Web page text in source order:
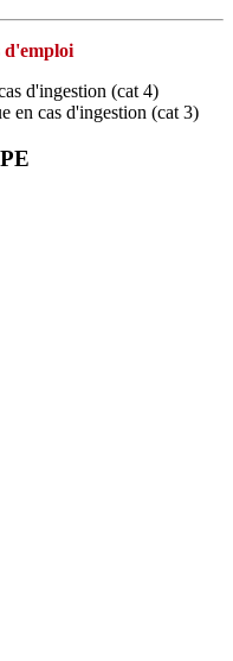
d'emploi
d'ingestion (cat 4)
en cas d'ingestion (cat 3)